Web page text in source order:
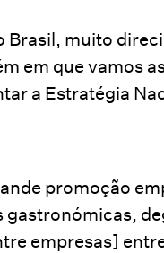
Brasil, muito
em que vamos
a Estratégia
promoção
empresas]